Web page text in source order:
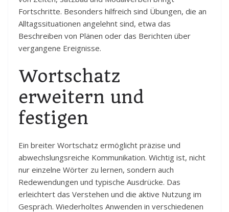
Fortschritte. Besonders hilfreich sind Übungen, die an
Alltagssituationen angelehnt sind, etwa das
Beschreiben von Plänen oder das Berichten über
vergangene Ereignisse.
Wortschatz
erweitern und
festigen
Ein breiter Wortschatz ermöglicht präzise und
abwechslungsreiche Kommunikation. Wichtig ist, nicht
nur einzelne Wörter zu lernen, sondern auch
Redewendungen und typische Ausdrücke. Das
erleichtert das Verstehen und die aktive Nutzung im
Gespräch. Wiederholtes Anwenden in verschiedenen